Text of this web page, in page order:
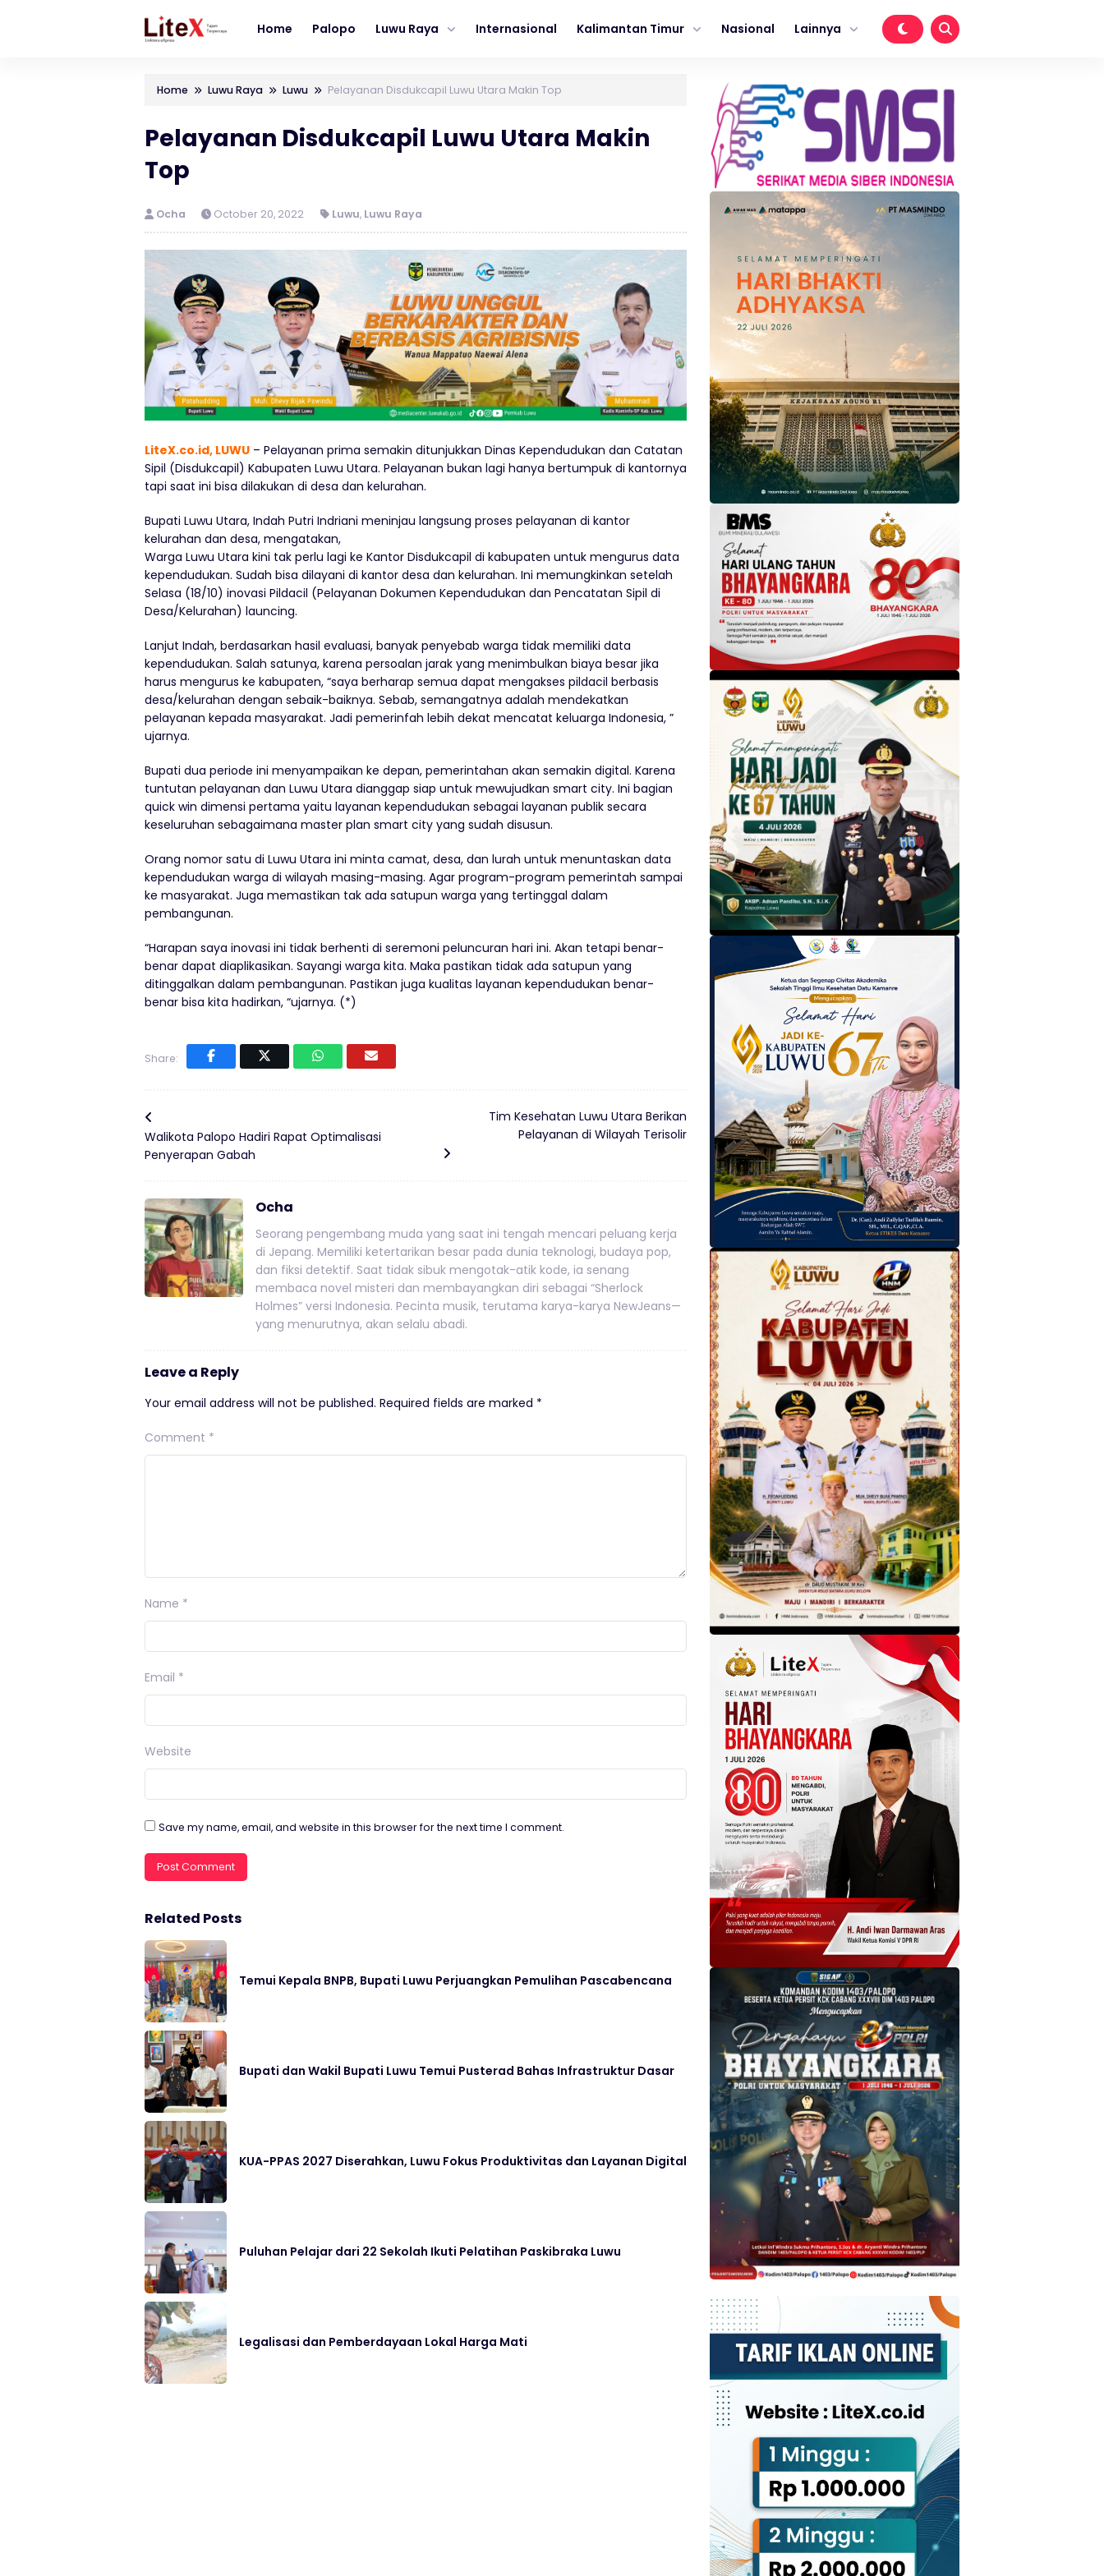
Home Palopo Luwu Raya Internasional Kalimantan Timur Nasional Lainnya
Home Luwu Raya Luwu Pelayanan Disdukcapil Luwu Utara Makin Top
Pelayanan Disdukcapil Luwu Utara Makin
Top
Ocha October 20, 2022 Luwu, Luwu Raya
LiteX.co.id, LUWU – Pelayanan prima semakin ditunjukkan Dinas Kependudukan dan Catatan
Sipil (Disdukcapil) Kabupaten Luwu Utara. Pelayanan bukan lagi hanya bertumpuk di kantornya
tapi saat ini bisa dilakukan di desa dan kelurahan.
Bupati Luwu Utara, Indah Putri Indriani meninjau langsung proses pelayanan di kantor
kelurahan dan desa, mengatakan,
Warga Luwu Utara kini tak perlu lagi ke Kantor Disdukcapil di kabupaten untuk mengurus data
kependudukan. Sudah bisa dilayani di kantor desa dan kelurahan. Ini memungkinkan setelah
Selasa (18/10) inovasi Pildacil (Pelayanan Dokumen Kependudukan dan Pencatatan Sipil di
Desa/Kelurahan) launcing.
Lanjut Indah, berdasarkan hasil evaluasi, banyak penyebab warga tidak memiliki data
kependudukan. Salah satunya, karena persoalan jarak yang menimbulkan biaya besar jika
harus mengurus ke kabupaten, “saya berharap semua dapat mengakses pildacil berbasis
desa/kelurahan dengan sebaik-baiknya. Sebab, semangatnya adalah mendekatkan
pelayanan kepada masyarakat. Jadi pemerinfah lebih dekat mencatat keluarga Indonesia, ”
ujarnya.
Bupati dua periode ini menyampaikan ke depan, pemerintahan akan semakin digital. Karena
tuntutan pelayanan dan Luwu Utara dianggap siap untuk mewujudkan smart city. Ini bagian
quick win dimensi pertama yaitu layanan kependudukan sebagai layanan publik secara
keseluruhan sebagaimana master plan smart city yang sudah disusun.
Orang nomor satu di Luwu Utara ini minta camat, desa, dan lurah untuk menuntaskan data
kependudukan warga di wilayah masing-masing. Agar program-program pemerintah sampai
ke masyarakat. Juga memastikan tak ada satupun warga yang tertinggal dalam
pembangunan.
“Harapan saya inovasi ini tidak berhenti di seremoni peluncuran hari ini. Akan tetapi benar-
benar dapat diaplikasikan. Sayangi warga kita. Maka pastikan tidak ada satupun yang
ditinggalkan dalam pembangunan. Pastikan juga kualitas layanan kependudukan benar-
benar bisa kita hadirkan, “ujarnya. (*)
Share:
Walikota Palopo Hadiri Rapat Optimalisasi
Penyerapan Gabah
Tim Kesehatan Luwu Utara Berikan
Pelayanan di Wilayah Terisolir
Ocha
Seorang pengembang muda yang saat ini tengah mencari peluang kerja
di Jepang. Memiliki ketertarikan besar pada dunia teknologi, budaya pop,
dan fiksi detektif. Saat tidak sibuk mengotak-atik kode, ia senang
membaca novel misteri dan membayangkan diri sebagai “Sherlock
Holmes” versi Indonesia. Pecinta musik, terutama karya-karya NewJeans—
yang menurutnya, akan selalu abadi.
Leave a Reply
Your email address will not be published. Required fields are marked *
Comment *
Name *
Email *
Website
Save my name, email, and website in this browser for the next time I comment.
Related Posts
Temui Kepala BNPB, Bupati Luwu Perjuangkan Pemulihan Pascabencana
Bupati dan Wakil Bupati Luwu Temui Pusterad Bahas Infrastruktur Dasar
KUA-PPAS 2027 Diserahkan, Luwu Fokus Produktivitas dan Layanan Digital
Puluhan Pelajar dari 22 Sekolah Ikuti Pelatihan Paskibraka Luwu
Legalisasi dan Pemberdayaan Lokal Harga Mati